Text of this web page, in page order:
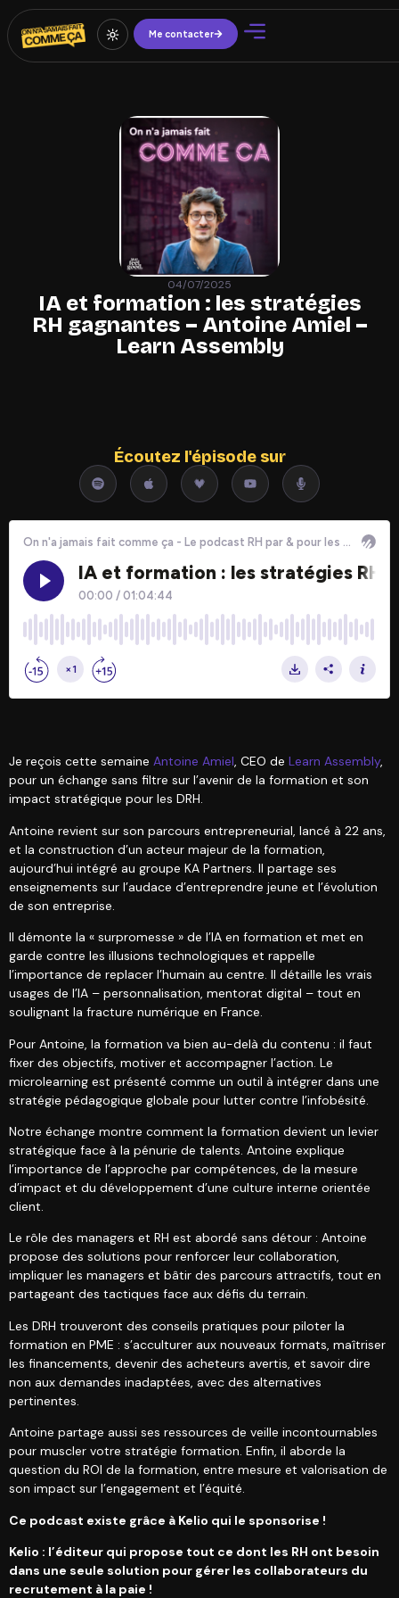
Me contacter
04/07/2025
IA et formation : les stratégies
RH gagnantes – Antoine Amiel –
Learn Assembly
Je reçois cette semaine Antoine Amiel, CEO de Learn Assembly,
pour un échange sans filtre sur l’avenir de la formation et son
impact stratégique pour les DRH.
Antoine revient sur son parcours entrepreneurial, lancé à 22 ans,
et la construction d’un acteur majeur de la formation,
aujourd’hui intégré au groupe KA Partners. Il partage ses
enseignements sur l’audace d’entreprendre jeune et l’évolution
de son entreprise.
Il démonte la « surpromesse » de l’IA en formation et met en
garde contre les illusions technologiques et rappelle
l’importance de replacer l’humain au centre. Il détaille les vrais
usages de l’IA – personnalisation, mentorat digital – tout en
soulignant la fracture numérique en France.
Pour Antoine, la formation va bien au-delà du contenu : il faut
fixer des objectifs, motiver et accompagner l’action. Le
microlearning est présenté comme un outil à intégrer dans une
stratégie pédagogique globale pour lutter contre l’infobésité.
Notre échange montre comment la formation devient un levier
stratégique face à la pénurie de talents. Antoine explique
l’importance de l’approche par compétences, de la mesure
d’impact et du développement d’une culture interne orientée
client.
Le rôle des managers et RH est abordé sans détour : Antoine
propose des solutions pour renforcer leur collaboration,
impliquer les managers et bâtir des parcours attractifs, tout en
partageant des tactiques face aux défis du terrain.
Les DRH trouveront des conseils pratiques pour piloter la
formation en PME : s’acculturer aux nouveaux formats, maîtriser
les financements, devenir des acheteurs avertis, et savoir dire
non aux demandes inadaptées, avec des alternatives
pertinentes.
Antoine partage aussi ses ressources de veille incontournables
pour muscler votre stratégie formation. Enfin, il aborde la
question du ROI de la formation, entre mesure et valorisation de
son impact sur l’engagement et l’équité.
Ce podcast existe grâce à Kelio qui le sponsorise !
Kelio : l’éditeur qui propose tout ce dont les RH ont besoin
dans une seule solution pour gérer les collaborateurs du
recrutement à la paie !
Écoutez l'épisode sur